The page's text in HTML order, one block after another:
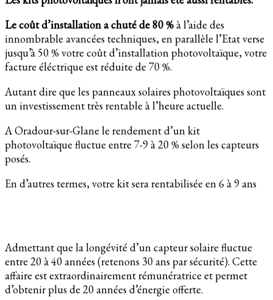
Le coût d’installation a chuté de 80 %à l’aide des
innombrable avancées techniques, en parallèle l’Etat verse
jusqu’à 50 % votre coût d’installation photovoltaïque, votre
facture éléctrique est réduite de 70 %.
Autant dire que les panneaux solaires photovoltaïques sont
un investissement très rentable à l’heure actuelle.
A Oradour-sur-Glane le rendement d’un kit
photovoltaïque fluctue entre 7-9 à 20 % selon les capteurs
posés.
En d’autres termes, votre kit sera rentabilisée en 6 à 9 ans
Admettant que la longévité d’un capteur solaire fluctue
entre 20 à 40 années (retenons 30 ans par sécurité). Cette
affaire est extraordinairement rémunératrice et permet
d’obtenir plus de 20 années d’énergie offerte.